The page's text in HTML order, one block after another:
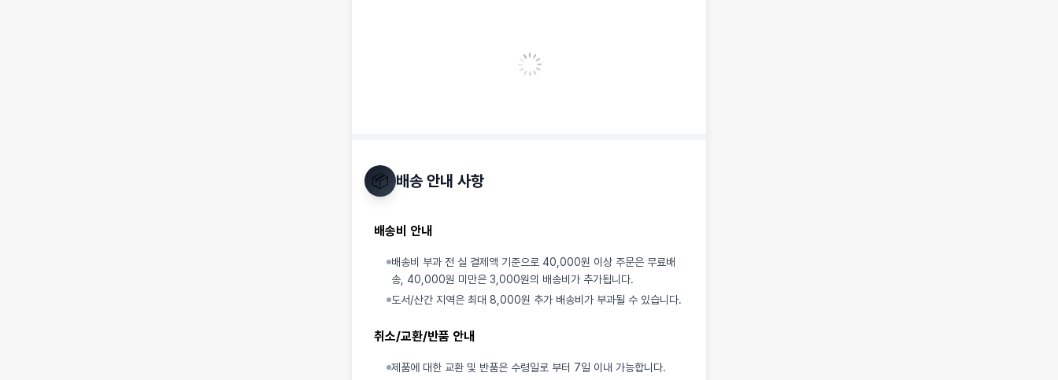
📦 배송 안내 사항
배송비 안내
배송비 부과 전 실 결제액 기준으로 40,000원 이상 주문은 무료배
송, 40,000원 미만은 3,000원의 배송비가 추가됩니다.
도서/산간 지역은 최대 8,000원 추가 배송비가 부과될 수 있습니다.
취소/교환/반품 안내
제품에 대한 교환 및 반품은 수령일로 부터 7일 이내 가능합니다.